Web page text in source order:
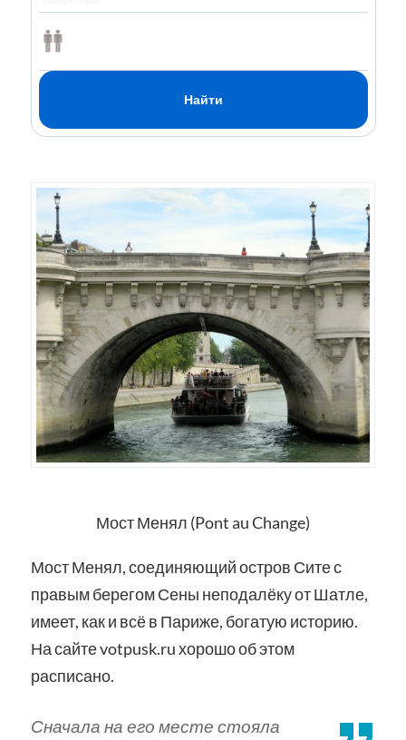
Мост Менял (Pont au Change)
Мост Менял, соединяющий остров Сите с
правым берегом Сены неподалёку от Шатле,
имеет, как и всё в Париже, богатую историю.
На сайте votpusk.ru хорошо об этом
расписано.
Сначала на его месте стояла